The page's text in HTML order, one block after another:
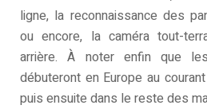
ligne, la reconnaissance des
ou encore, la caméra tout-
arrière. À noter enfin que
débuteront en Europe au
puis ensuite dans le reste des